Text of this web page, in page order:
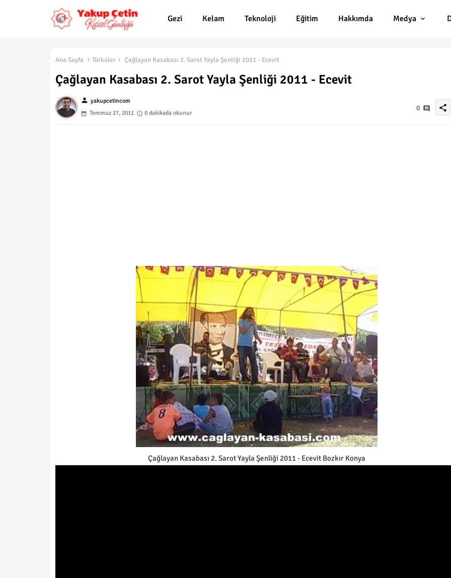
Gezi Kelam Teknoloji Eğitim Hakkımda Medya
Ana Sayfa Türküler Çağlayan Kasabası 2. Sarot Yayla Şenliği 2011 - Ecevit
Çağlayan Kasabası 2. Sarot Yayla Şenliği 2011 - Ecevit
person yakupcetincom
Temmuz 27, 2011
0 dakikada okunur
0 share
Çağlayan Kasabası 2. Sarot Yayla Şenliği 2011 - Ecevit Bozkır Konya